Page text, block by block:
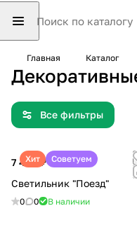
Главная Каталог
Все фильтры
Хит Советуем
7 499 ₽
Светильник "Поезд"
0 0 В наличии